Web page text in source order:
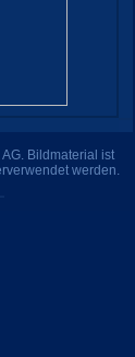
Bildmaterial ist
werden.